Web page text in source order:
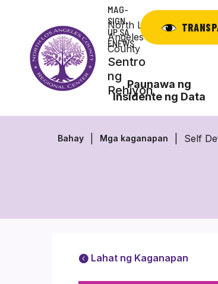
nilalaman
North Los
Angeles
County
Sentro
ng
Rehiyon
MAG-
SIGN
UP SA
ENEWS
Paunawa ng
Insidente ng Data
Bahay Mga kaganapan Self
Lahat ng Kaganapan